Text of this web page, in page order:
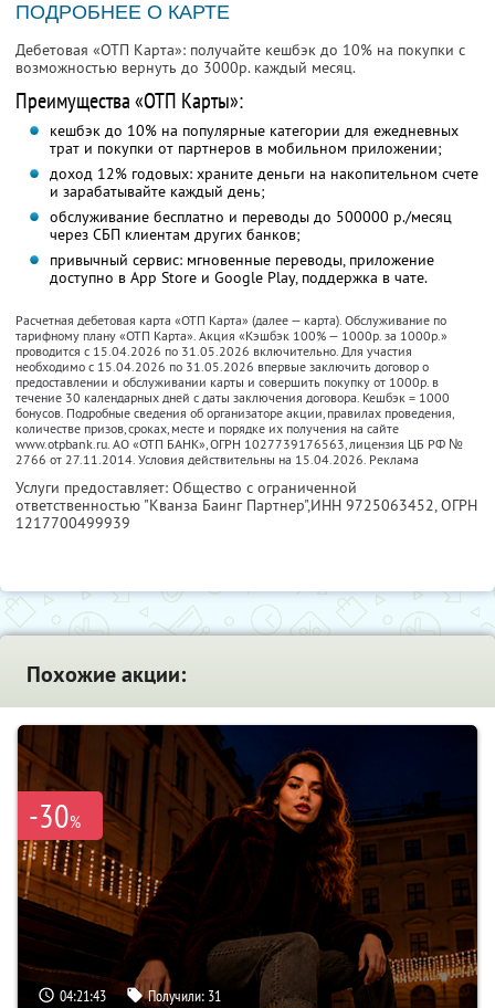
ПОДРОБНЕЕ О КАРТЕ
Дебетовая «ОТП Карта»: получайте кешбэк до 10% на покупки с
возможностью вернуть до 3000р. каждый месяц.
Преимущества «ОТП Карты»:
кешбэк до 10% на популярные категории для ежедневных
трат и покупки от партнеров в мобильном приложении;
доход 12% годовых: храните деньги на накопительном счете
и зарабатывайте каждый день;
обслуживание бесплатно и переводы до 500000 р./месяц
через СБП клиентам других банков;
привычный сервис: мгновенные переводы, приложение
доступно в App Store и Google Play, поддержка в чате.
Расчетная дебетовая карта «ОТП Карта» (далее — карта). Обслуживание по
тарифному плану «ОТП Карта». Акция «Кэшбэк 100% — 1000р. за 1000р.»
проводится с 15.04.2026 по 31.05.2026 включительно. Для участия
необходимо с 15.04.2026 по 31.05.2026 впервые заключить договор о
предоставлении и обслуживании карты и совершить покупку от 1000р. в
течение 30 календарных дней с даты заключения договора. Кешбэк = 1000
бонусов. Подробные сведения об организаторе акции, правилах проведения,
количестве призов, сроках, месте и порядке их получения на сайте
www.otpbank.ru. АО «ОТП БАНК», ОГРН 1027739176563, лицензия ЦБ РФ №
2766 от 27.11.2014. Условия действительны на 15.04.2026. Реклама
Услуги предоставляет: Общество с ограниченной
ответственностью "Кванза Баинг Партнер",ИНН 9725063452, ОГРН
1217700499939
Похожие акции:
-30%
04:21:42 Получили: 31